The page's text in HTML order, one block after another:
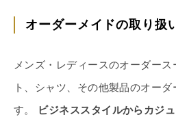
オーダーメイドの取り扱
メンズ・レディースのオーダー
ト、シャツ、その他製品のオー
す。 ビジネススタイルからカジ